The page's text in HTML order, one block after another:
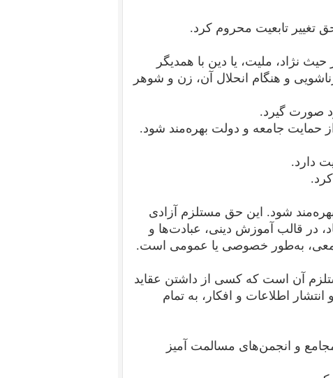
نژاد، ملیت، یا دین با همدیگر
و هنگام انحلال آن، زن و شوهر
شود. این حق مستلزم آزادی
در قالب آموزش دینی، عبادت‌ها و
جمعی، به‌طور خصوصی یا عمومی است.
آن است که کسی از داشتن عقاید
اطلاعات و افکار، به تمام
و انجمن‌های مسالمت آمیز